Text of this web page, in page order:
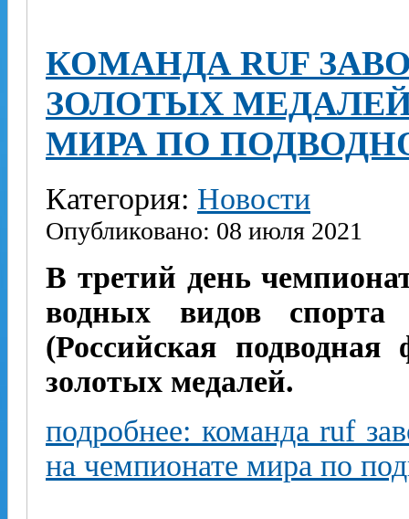
КОМАНДА RUF
ЗОЛОТЫХ
МИРА ПО
Категория: Новости
Опубликовано: 08 июля 2021
В третий день
водных видов спорта
(Российская подводная
золотых медалей.
подробнее: команда ruf
на чемпионате мира по